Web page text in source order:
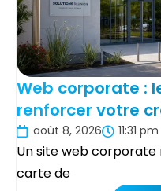
Web corporate :
renforcer votre
août 8, 2026 11:31 pm
Un site web corporate
carte de